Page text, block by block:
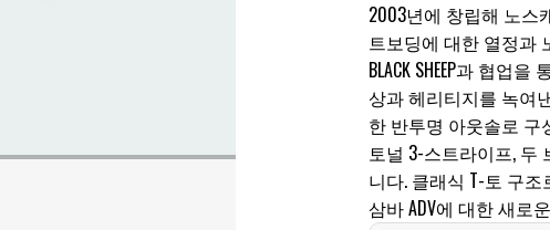
2003년에 창립해 노스
트보딩에 대한 열정과
BLACK SHEEP과 협업
상과 헤리티지를 녹여
한 반투명 아웃솔로
토널 3-스트라이프, 두
니다. 클래식 T-토 구
삼바 ADV에 대한 새로